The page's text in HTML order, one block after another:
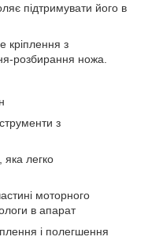
підтримувати його в
кріплення з
розбирання ножа.
з
яка легко
моторного
в апарат
і полегшення